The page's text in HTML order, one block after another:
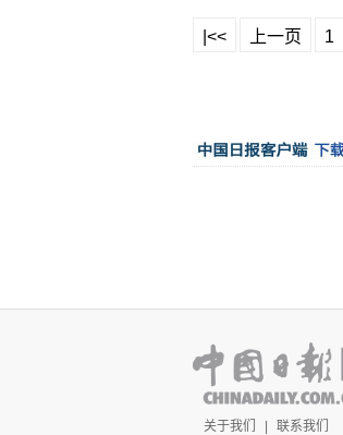
|<< 上一页 1
关于我们 | 联系我们